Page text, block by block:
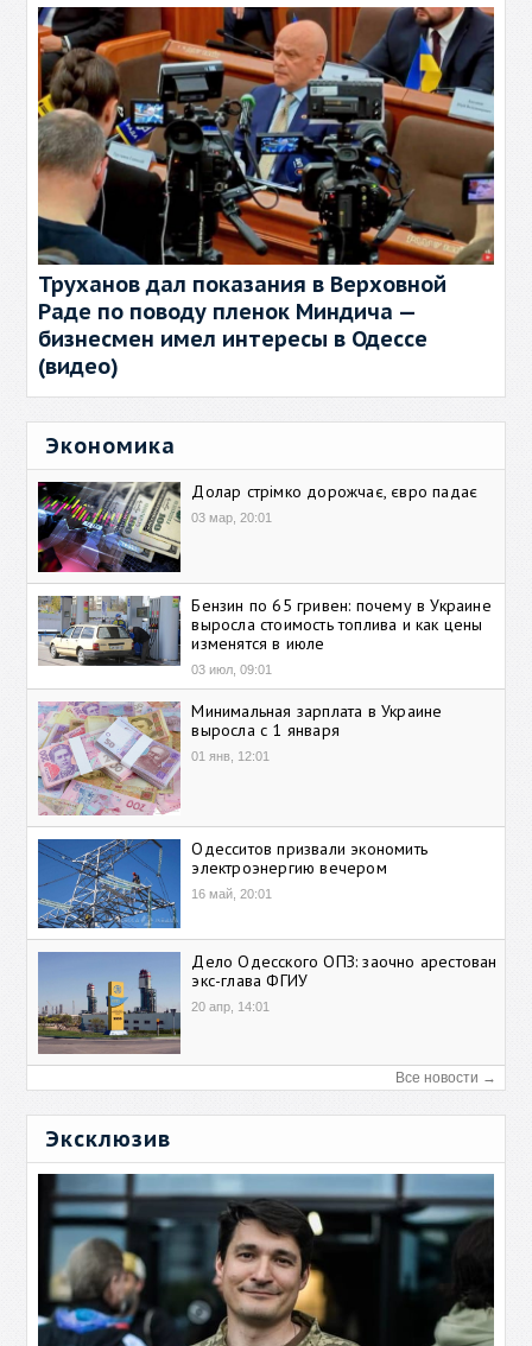
Труханов дал показания в Верховной
Раде по поводу пленок Миндича —
бизнесмен имел интересы в Одессе
(видео)
Экономика
Долар стрімко дорожчає, євро падає
03 мар, 20:01
Бензин по 65 гривен: почему в Украине
выросла стоимость топлива и как цены
изменятся в июле
03 июл, 09:01
Минимальная зарплата в Украине
выросла с 1 января
01 янв, 12:01
Одесситов призвали экономить
электроэнергию вечером
16 май, 20:01
Дело Одесского ОПЗ: заочно арестован
экс-глава ФГИУ
20 апр, 14:01
Все новости →
Эксклюзив